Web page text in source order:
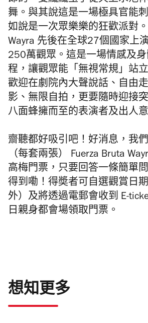
舞。與其說這是一場極具官能
如說是一次眾樂樂的狂歡派對。
Wayra 先後在全球27個國家上
250萬觀眾。這是一場情感及
程，讓觀眾能「無視常規」站
歡迎在劇院內大聲說話、自由
影、無限自拍，更要隨時迎接
八面蜂擁而至的表演者及出人
齋聽都好吸引吧！好消息，我
（每套兩張） Fuerza Bruta
高梅門票，只要回答一條簡單
得到嘞！得奬者可自選觀賞日
外）及將透過電郵會收到 E-
日親身都會場領取門票。
想知更多